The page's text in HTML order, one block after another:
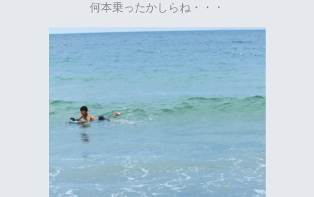
何本乗ったかしらね・・・